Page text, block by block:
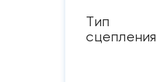
Тип
сцепления